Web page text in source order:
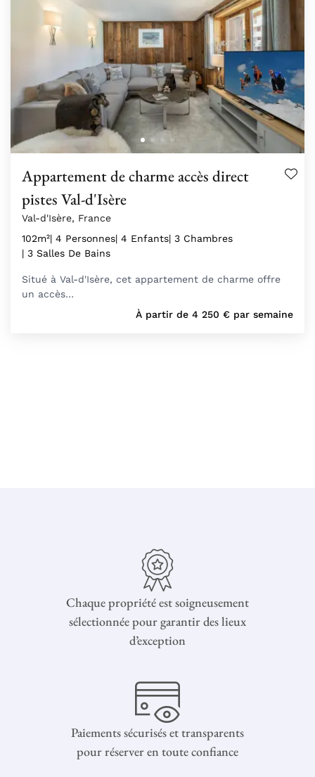
Appartement de charme accès direct
pistes Val-d'Isère
Val-d'Isère, France
102m²| 4 Personnes| 4 Enfants| 3 Chambres
| 3 Salles De Bains
Situé à Val-d'Isère, cet appartement de charme offre
un accès…
À partir de 4 250 € par semaine
Chaque propriété est soigneusement
sélectionnée pour garantir des lieux
d’exception
Paiements sécurisés et transparents
pour réserver en toute confiance